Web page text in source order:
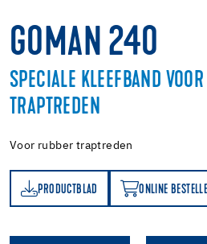
GOMAN 240
SPECIALE KLEEFBAND
TRAPTREDEN
Voor rubber traptreden
PRODUCTBLAD ONLINE
ONLINE BESTELLEN